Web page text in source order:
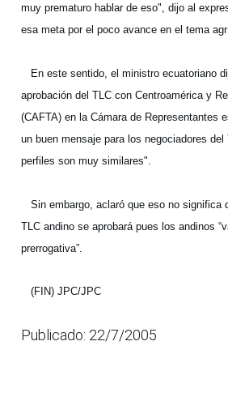
muy prematuro hablar de eso", dijo al
esa meta por el poco avance en el tema
En este sentido, el ministro ecuatoriano
aprobación del TLC con Centroamérica y
(CAFTA) en la Cámara de Representantes
un buen mensaje para los negociadores del
perfiles son muy similares".
Sin embargo, aclaró que eso no significa
TLC andino se aprobará pues los andinos
prerrogativa”.
(FIN) JPC/JPC
Publicado: 22/7/2005